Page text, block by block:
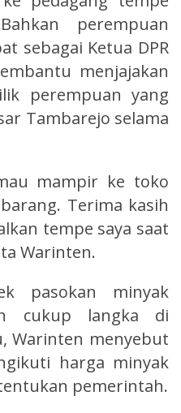
perempuan
sebagai Ketua DPR
menjajakan
perempuan yang
Tambarejo selama
mampir ke toko
Terima kasih
tempe saya saat
Warinten.
pasokan minyak
cukup langka di
Warinten menyebut
harga minyak
pemerintah.